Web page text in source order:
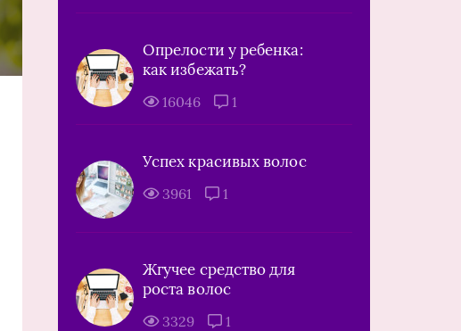
Опрелости у ребенка:
как избежать?
16046 1
Успех красивых волос
3961 1
Жгучее средство для
роста волос
3329 1